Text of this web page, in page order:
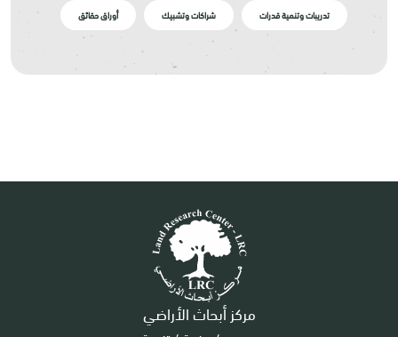
تدريبات وتنمية قدرات شراكات وتشبيك أوراق حقائق
مركز أبحاث الأراضي